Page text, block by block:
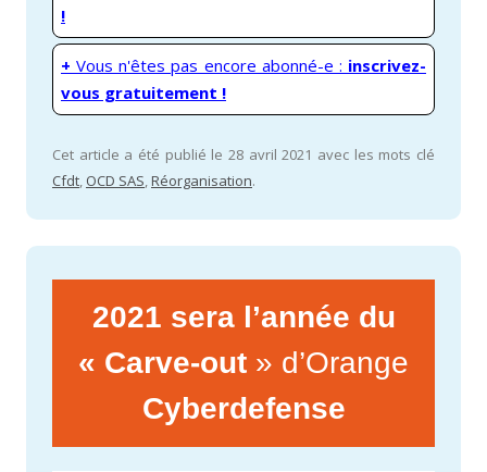
!
+ Vous n'êtes pas encore abonné-e : inscrivez-
vous gratuitement !
Cet article a été publié le 28 avril 2021 avec les mots clé
Cfdt, OCD SAS,Réorganisation.
2021 sera l’année du
« Carve-out » d’Orange
Cyberdefense